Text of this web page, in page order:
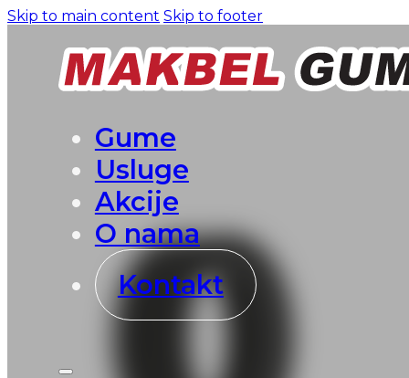
Skip to main content Skip to footer
Gume
Usluge
Akcije
O nama
Kontakt